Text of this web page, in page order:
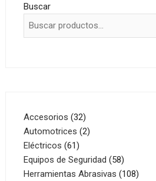
Buscar
Accesorios 3232
productos
Automotrices 22
Eléctricos 6161
productos
Equipos de Seguridad 5858
productos
Herramientas Abrasivas 108108